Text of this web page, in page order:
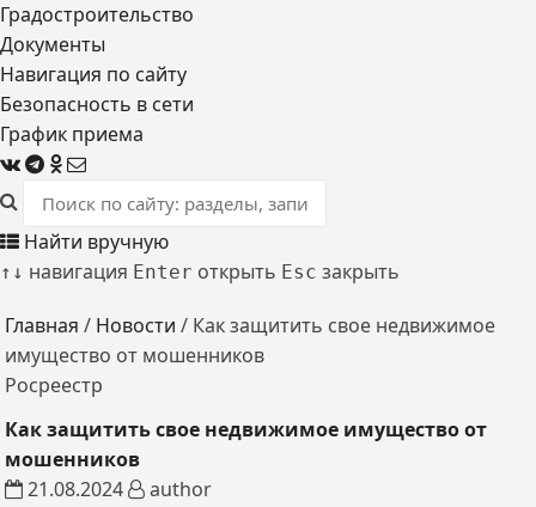
Градостроительство
Документы
Навигация по сайту
Безопасность в сети
График приема
Найти вручную
↑ ↓ навигация Enter открыть Esc закрыть
Главная / Новости / Как защитить свое недвижимое
имущество от мошенников
Росреестр
Как защитить свое недвижимое имущество от
мошенников
21.08.2024
author